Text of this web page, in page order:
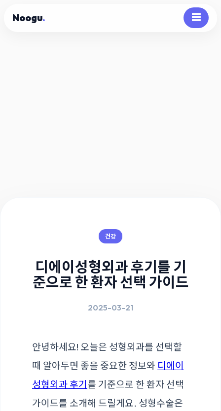
Noogu. ☰
건강
디에이성형외과 후기를 기
준으로 한 환자 선택 가이드
2025-03-21
안녕하세요! 오늘은 성형외과를 선택할
때 알아두면 좋을 중요한 정보와 디에이
성형외과 후기 를 기준으로 한 환자 선택
가이드를 소개해 드릴게요. 성형수술은